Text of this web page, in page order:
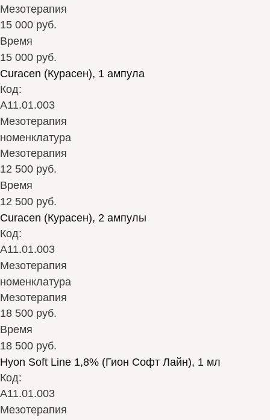
Мезотерапия
15 000 руб.
Время
15 000 руб.
Curacen (Курасен), 1 ампула
Код:
А11.01.003
Мезотерапия
номенклатура
Мезотерапия
12 500 руб.
Время
12 500 руб.
Curacen (Курасен), 2 ампулы
Код:
А11.01.003
Мезотерапия
номенклатура
Мезотерапия
18 500 руб.
Время
18 500 руб.
Hyon Soft Line 1,8% (Гион Софт Лайн), 1 мл
Код:
А11.01.003
Мезотерапия